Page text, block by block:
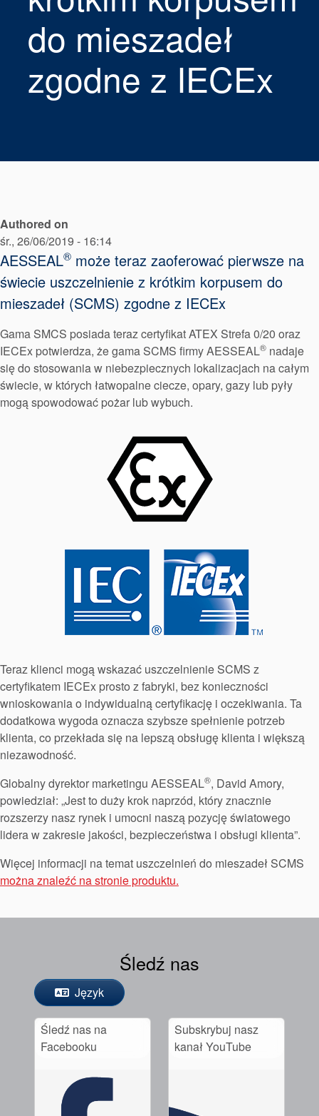
dławicowe
Systemy
wspomagające
Kontakt
Lokalizacje
Artykuły
Zrównoważonego Rozwoju
Akademia
broszury produktów
do mieszadeł
zgodne z IECEx
Authored on
śr., 26/06/2019 - 16:14
AESSEAL® może teraz zaoferować pierwsze na
świecie uszczelnienie z krótkim korpusem do
mieszadeł (SCMS) zgodne z IECEx
Gama SMCS posiada teraz certyfikat ATEX Strefa 0/20 oraz
IECEx potwierdza, że gama SCMS firmy AESSEAL® nadaje
się do stosowania w niebezpiecznych lokalizacjach na całym
świecie, w których łatwopalne ciecze, opary, gazy lub pyły
mogą spowodować pożar lub wybuch.
Teraz klienci mogą wskazać uszczelnienie SCMS z
certyfikatem IECEx prosto z fabryki, bez konieczności
wnioskowania o indywidualną certyfikację i oczekiwania. Ta
dodatkowa wygoda oznacza szybsze spełnienie potrzeb
klienta, co przekłada się na lepszą obsługę klienta i większą
niezawodność.
Globalny dyrektor marketingu AESSEAL®, David Amory,
powiedział: „Jest to duży krok naprzód, który znacznie
rozszerzy nasz rynek i umocni naszą pozycję światowego
lidera w zakresie jakości, bezpieczeństwa i obsługi klienta”.
Więcej informacji na temat uszczelnień do mieszadeł SCMS
można znaleźć na stronie produktu.
Śledź nas
Język
Śledź nas na
Facebooku
Subskrybuj nasz
kanał YouTube